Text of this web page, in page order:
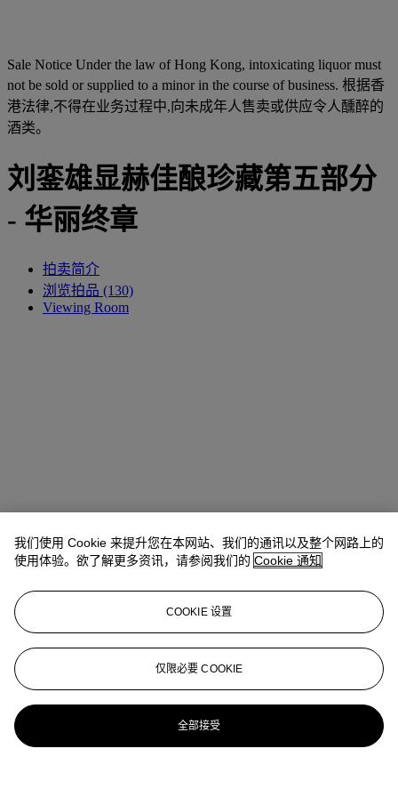
Sale Notice Under the law of Hong Kong, intoxicating liquor must
not be sold or supplied to a minor in the course of business. 根据香
港法律,不得在业务过程中,向未成年人售卖或供应令人醺醉的
酒类。
刘銮雄显赫佳酿珍藏第五部分
- 华丽终章
拍卖简介
浏览拍品 (130)
Viewing Room
我们使用 Cookie 来提升您在本网站、我们的通讯以及整个网路上的
使用体验。欲了解更多资讯，请参阅我们的 Cookie 通知
COOKIE 设置
仅限必要 COOKIE
全部接受